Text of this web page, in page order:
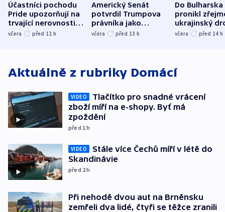
Účastníci pochodu
Pride upozorňují na
trvající nerovnosti i
společenskou
včera před 12 h
Americký Senát
potvrdil Trumpova
právníka jako
ministra
včera před 13 h
Do Bulharska
pronikl
ukrajinský
explodoval
včera před 14 h
Aktuálně z rubriky Domácí
VIDEO
Tlačítko pro snadné vrácení
zboží míří na e-shopy. Byť má
zpoždění
před 1h
VIDEO
Stále více Čechů míří v létě do
Skandinávie
před 2h
Při nehodě dvou aut na Brněnsku
zemřeli dva lidé, čtyři se těžce zranili